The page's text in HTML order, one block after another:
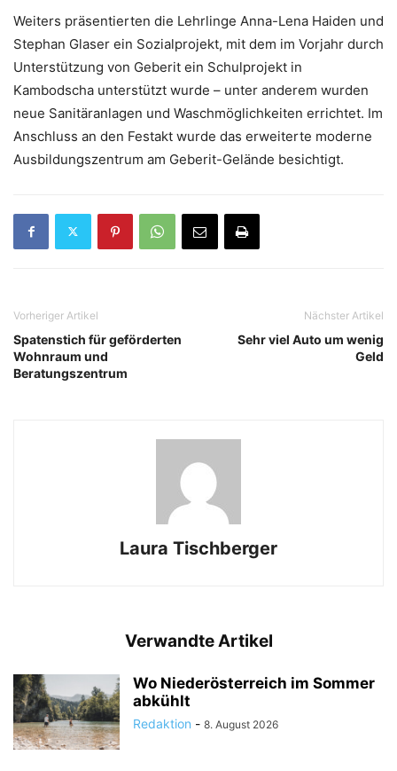
Weiters präsentierten die Lehrlinge Anna-Lena Haiden und
Stephan Glaser ein Sozialprojekt, mit dem im Vorjahr durch
Unterstützung von Geberit ein Schulprojekt in
Kambodscha unterstützt wurde – unter anderem wurden
neue Sanitäranlagen und Waschmöglichkeiten errichtet. Im
Anschluss an den Festakt wurde das erweiterte moderne
Ausbildungszentrum am Geberit-Gelände besichtigt.
Vorheriger Artikel
Spatenstich für geförderten
Wohnraum und
Beratungszentrum
Nächster Artikel
Sehr viel Auto um wenig
Geld
Laura Tischberger
Verwandte Artikel
Wo Niederösterreich im Sommer
abkühlt
Redaktion - 8. August 2026